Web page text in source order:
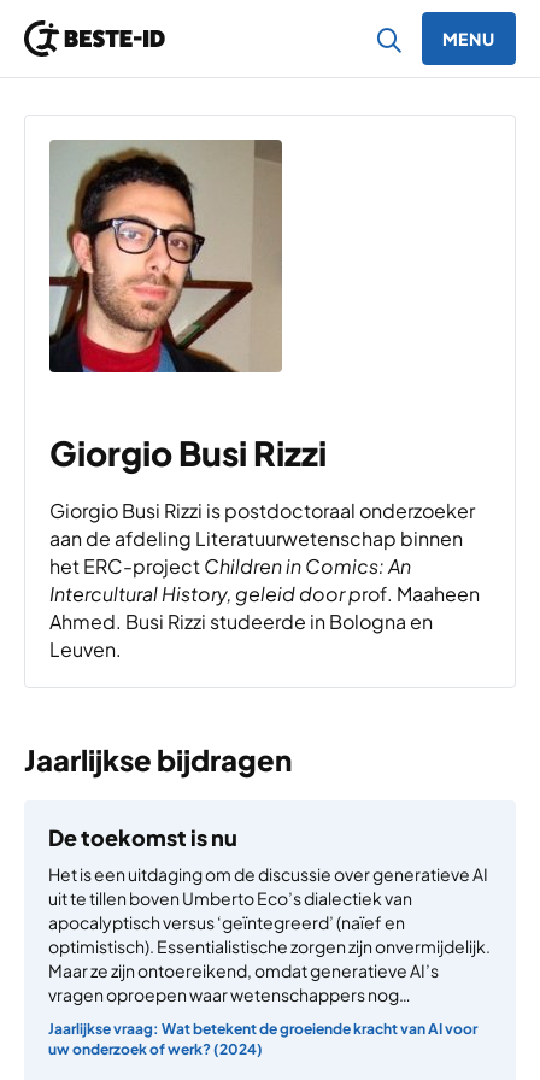
MENU
Giorgio Busi Rizzi
Giorgio Busi Rizzi is postdoctoraal onderzoeker
aan de afdeling Literatuurwetenschap binnen
het ERC-projectChildren in Comics: An
Intercultural History, geleid door prof. Maaheen
Ahmed. Busi Rizzi studeerde in Bologna en
Leuven.
Jaarlijkse bijdragen
De toekomst is nu
Het is een uitdaging om de discussie over generatieve AI
uit te tillen boven Umberto Eco’s dialectiek van
apocalyptisch versus ‘geïntegreerd’ (naïef en
optimistisch). Essentialistische zorgen zijn onvermijdelijk.
Maar ze zijn ontoereikend, omdat generatieve AI’s
vragen oproepen waar wetenschappers nog…
Jaarlijkse vraag: Wat betekent de groeiende kracht van AI voor
uw onderzoek of werk? (2024)